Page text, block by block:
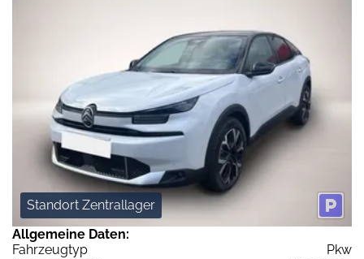
Standort Zentrallager
Allgemeine Daten:
Fahrzeugtyp
Pkw